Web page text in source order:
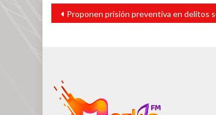
Navegación
entradas
Proponen prisión preventiva en delitos sexuales contra